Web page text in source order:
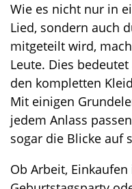
Wie es nicht nur in
Lied, sondern auch
mitgeteilt wird,
Leute. Dies
den kompletten
Mit einigen
jedem Anlass
sogar die Blicke auf
Ob Arbeit,